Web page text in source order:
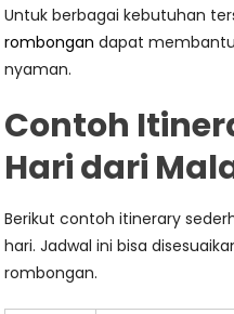
Untuk berbagai kebutuhan
rombongan dapat
nyaman.
Contoh
Hari dari
Berikut contoh itinerary
hari. Jadwal ini bisa
rombongan.